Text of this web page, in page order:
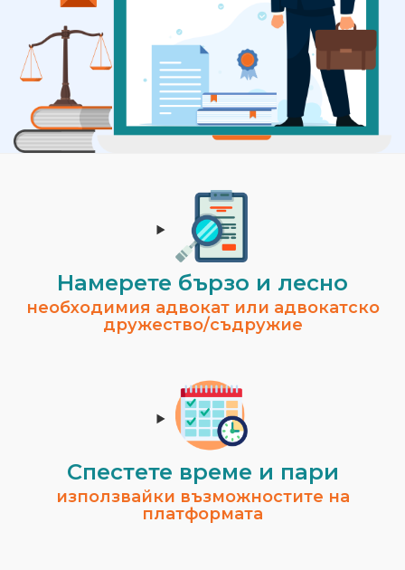
Намерете бързо и лесно
необходимия адвокат или адвокатско
дружество/съдружие
Спестeте време и пари
използвайки възможностите на
платформата